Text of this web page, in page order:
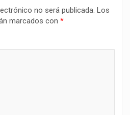
no será publicada. Los
marcados con *